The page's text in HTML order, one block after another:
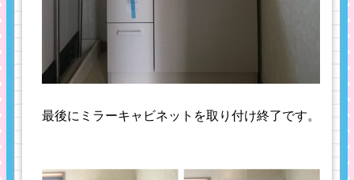
最後にミラーキャビネットを取り付け終了です。